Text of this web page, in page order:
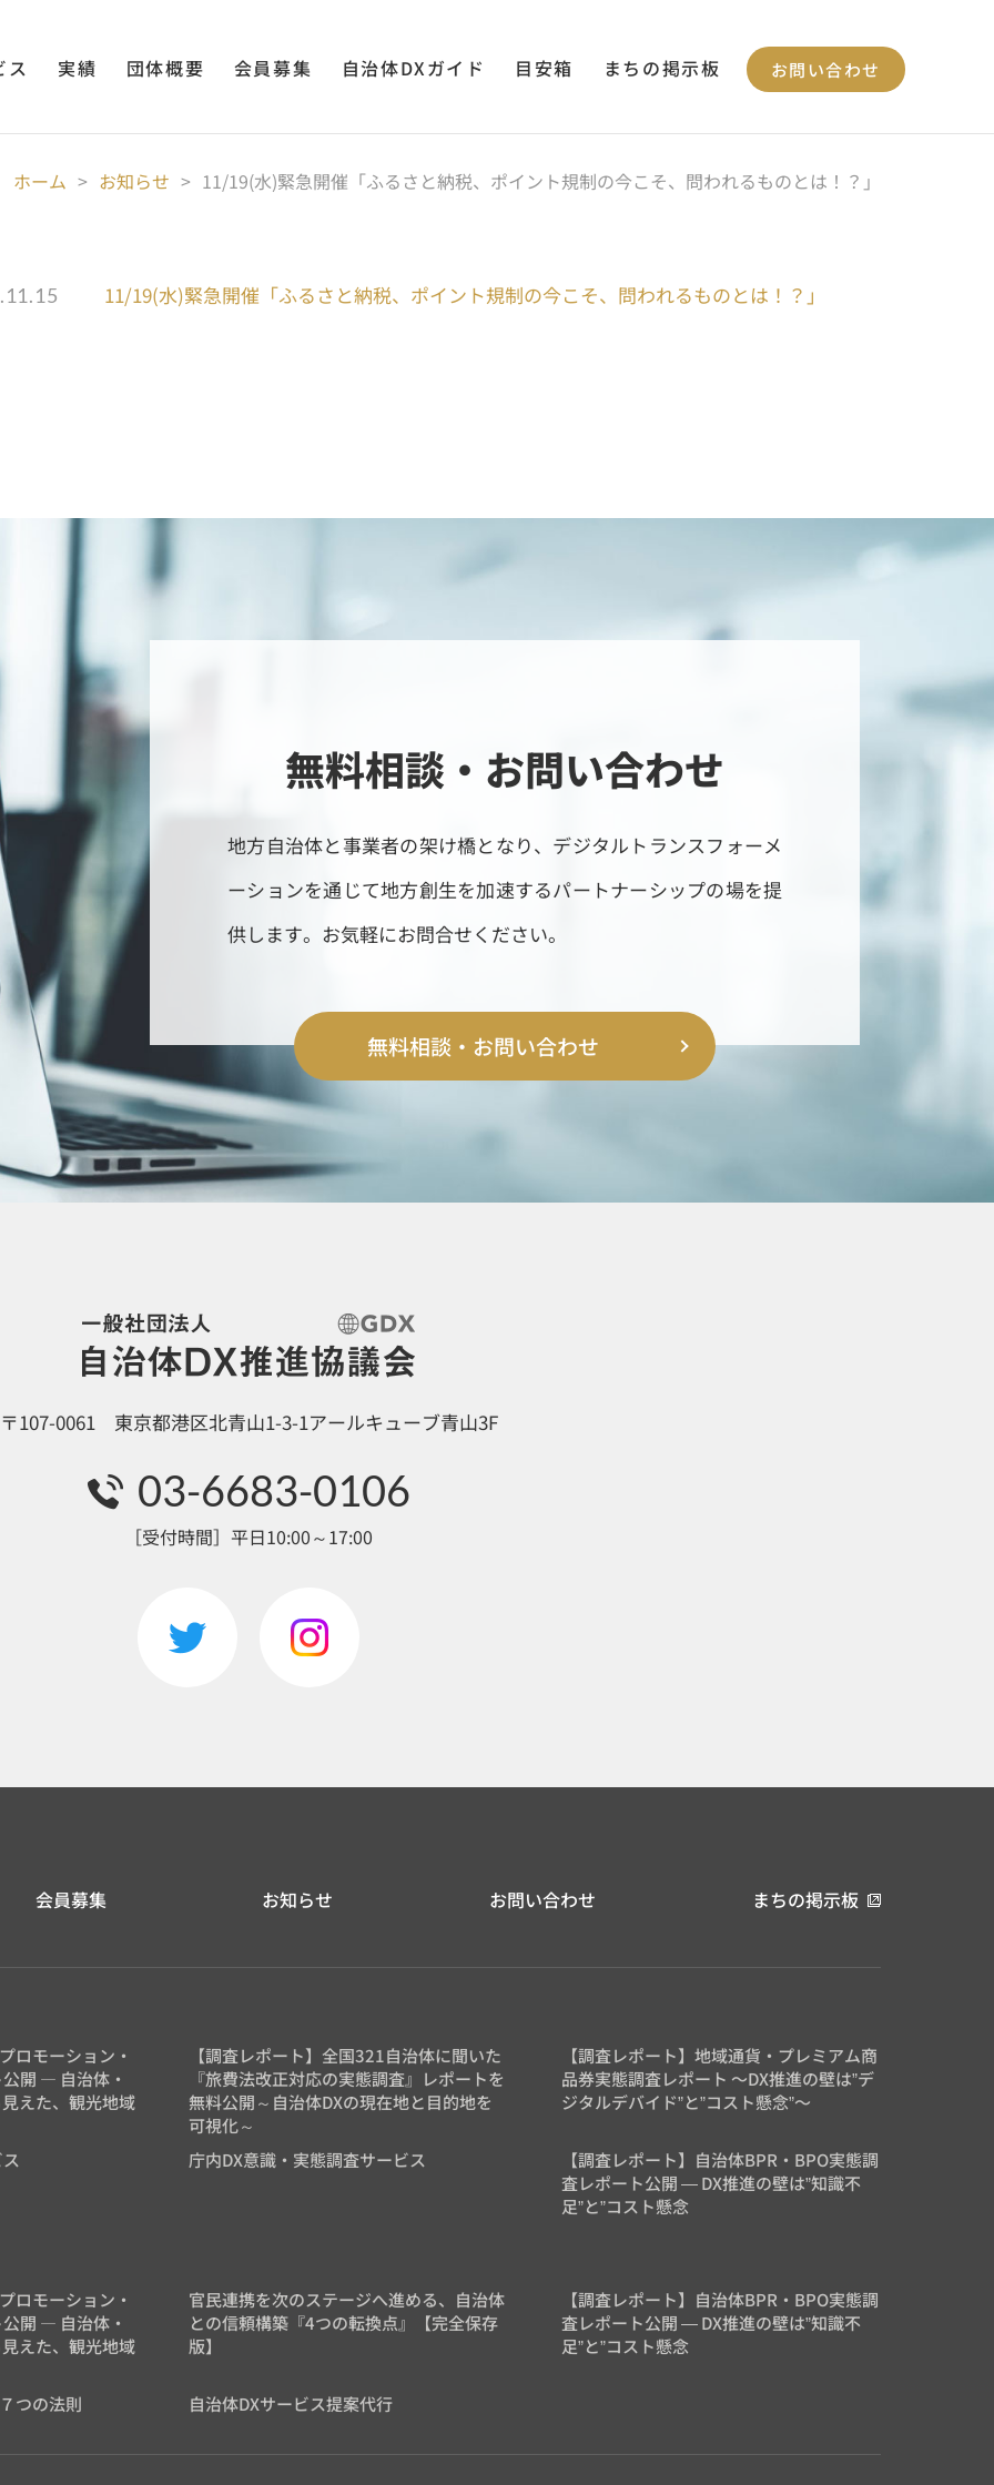
ス 実績 団体概要 会員募集 自治体DXガイド 目安箱 まちの掲示板 お問い合わせ
ホーム > お知らせ > 11/19(水)緊急開催「ふるさと納税、ポイント規制の今こそ、問われるものとは！？」
11/19(水)緊急開催「ふるさと納税、ポイント規制の今こそ、問われるものとは！？」
無料相談・お問い合わせ
地方自治体と事業者の架け橋となり、デジタルトランスフォーメ
ーションを通じて地方創生を加速するパートナーシップの場を提
供します。お気軽にお問合せください。
無料相談・お問い合わせ
〒107-0061 東京都港区北青山1-3-1アールキューブ青山3F
03-6683-0106
［受付時間］平日10:00～17:00
会員募集 お知らせ お問い合わせ まちの掲示板
ロモーション・
開 ― 自治体・
えた、観光地域
【調査レポート】全国321自治体に聞いた
『旅費法改正対応の実態調査』レポートを
無料公開～自治体DXの現在地と目的地を
可視化～
【調査レポート】地域通貨・プレミアム商
品券実態調査レポート 〜DX推進の壁は”デ
ジタルデバイド”と”コスト懸念”〜
庁内DX意識・実態調査サービス
【調査レポート】自治体BPR・BPO実態調
査レポート公開 — DX推進の壁は”知識不
足”と”コスト懸念
ロモーション・
開 ― 自治体・
えた、観光地域
官民連携を次のステージへ進める、自治体
との信頼構築『4つの転換点』【完全保存
版】
【調査レポート】自治体BPR・BPO実態調
査レポート公開 — DX推進の壁は”知識不
足”と”コスト懸念
つの法則 自治体DXサービス提案代行